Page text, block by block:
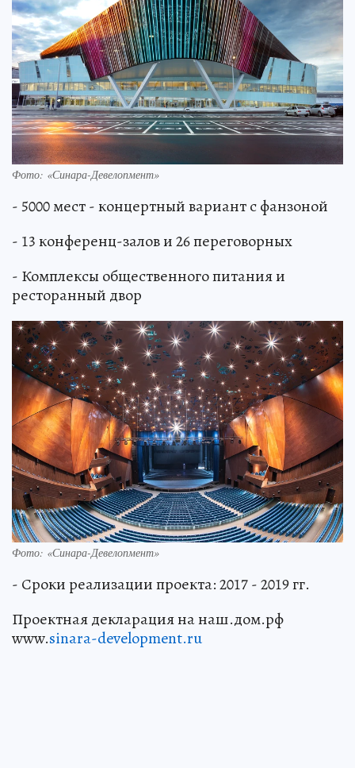
Фото: «Синара-­Девелопмент»
- 5000 мест - концертный вариант с фанзоной
- 13 конференц-залов и 26 переговорных
- Комплексы общественного питания и
ресторанный двор
Фото: «Синара-­Девелопмент»
- Сроки реализации проекта: 2017 - 2019 гг.
Проектная декларация на наш.дом.рф
www.sinara-development.ru